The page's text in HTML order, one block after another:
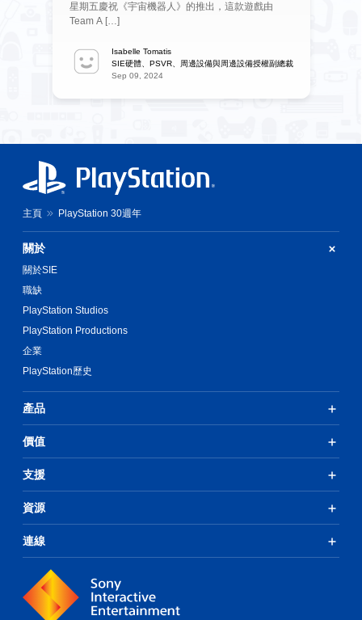
星期五慶祝《宇宙機器人》的推出，這款遊戲由
Team A […]
Isabelle Tomatis
SIE硬體、PSVR、周邊設備與周邊設備授權副總裁
Sep 09, 2024
主頁 PlayStation 30週年
關於
關於SIE
職缺
PlayStation Studios
PlayStation Productions
企業
PlayStation歷史
產品
價值
支援
資源
連線